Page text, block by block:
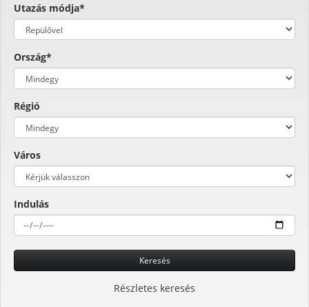
Utazás módja*
Ország*
Régió
Város
Indulás
Keresés
Részletes keresés